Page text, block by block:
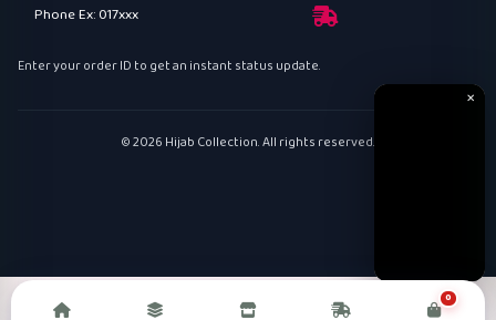
✕
0
Enter your order ID to get an instant status update.
© 2026 Hijab Collection. All rights reserved.